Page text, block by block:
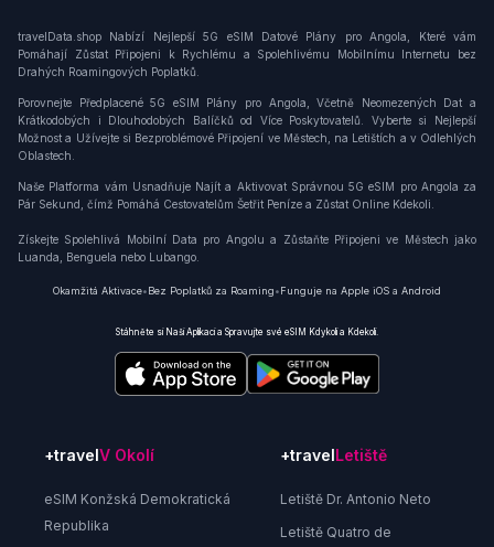
travelData.shop Nabízí Nejlepší 5G eSIM Datové Plány pro Angola, Které vám
Pomáhají Zůstat Připojeni k Rychlému a Spolehlivému Mobilnímu Internetu bez
Drahých Roamingových Poplatků.
Porovnejte Předplacené 5G eSIM Plány pro Angola, Včetně Neomezených Dat a
Krátkodobých i Dlouhodobých Balíčků od Více Poskytovatelů. Vyberte si Nejlepší
Možnost a Užívejte si Bezproblémové Připojení ve Městech, na Letištích a v Odlehlých
Oblastech.
Naše Platforma vám Usnadňuje Najít a Aktivovat Správnou 5G eSIM pro Angola za
Pár Sekund, čímž Pomáhá Cestovatelům Šetřit Peníze a Zůstat Online Kdekoli.
Získejte Spolehlivá Mobilní Data pro Angolu a Zůstaňte Připojeni ve Městech jako
Luanda, Benguela nebo Lubango.
Okamžitá Aktivace•Bez Poplatků za Roaming•Funguje na Apple iOS a Android
Stáhněte si Naši Aplikaci a Spravujte své eSIM Kdykoli a Kdekoli.
+travelV Okolí
eSIM Konžská Demokratická
Republika
+travelLetiště
Letiště Dr. Antonio Neto
Letiště Quatro de